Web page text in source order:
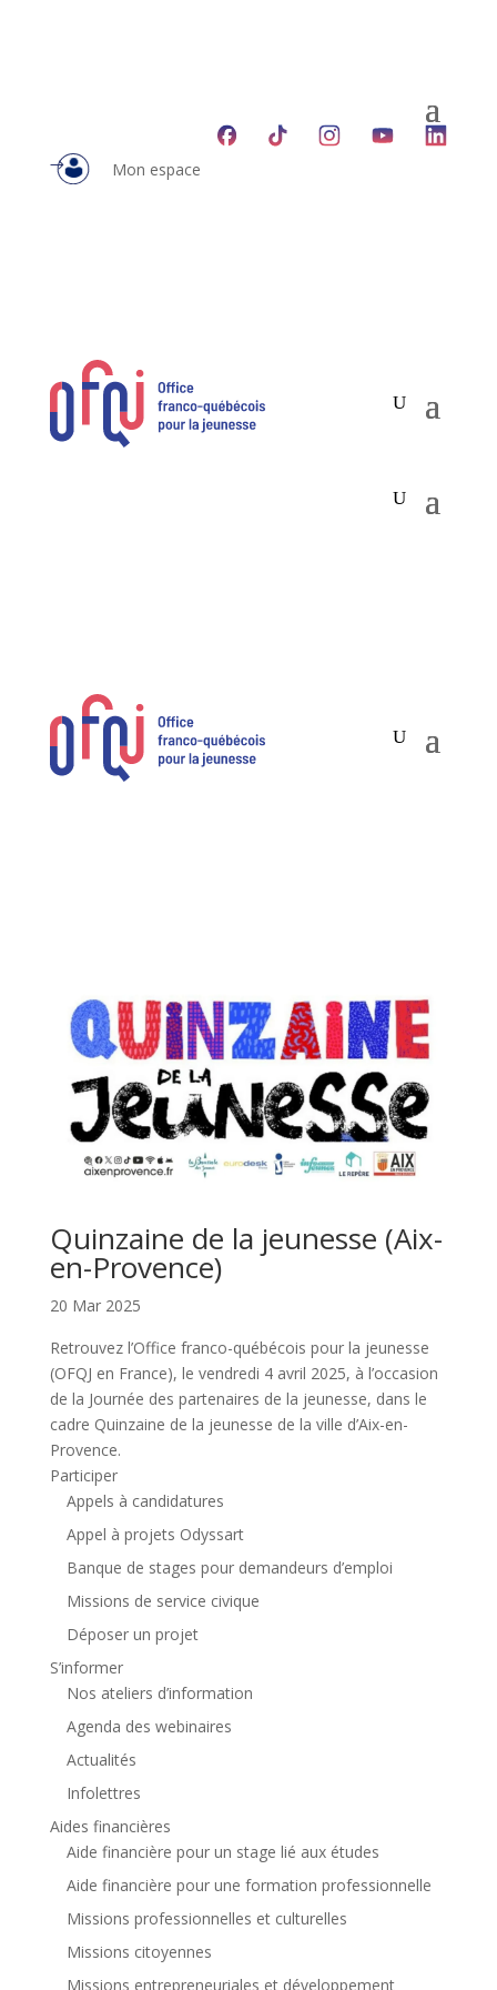
Mon espace
Quinzaine de la jeunesse (Aix-
en-Provence)
20 Mar 2025
Retrouvez l’Office franco-québécois pour la jeunesse
(OFQJ en France), le vendredi 4 avril 2025, à l’occasion
de la Journée des partenaires de la jeunesse, dans le
cadre Quinzaine de la jeunesse de la ville d’Aix-en-
Provence.
Participer
Appels à candidatures
Appel à projets Odyssart
Banque de stages pour demandeurs d’emploi
Missions de service civique
Déposer un projet
S’informer
Nos ateliers d’information
Agenda des webinaires
Actualités
Infolettres
Aides financières
Aide financière pour un stage lié aux études
Aide financière pour une formation professionnelle
Missions professionnelles et culturelles
Missions citoyennes
Missions entrepreneuriales et développement